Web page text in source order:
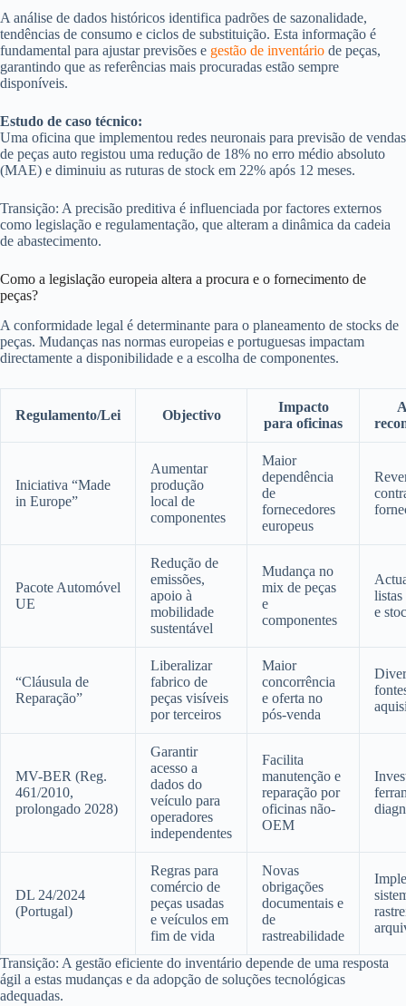
A análise de dados históricos identifica padrões de sazonalidade,
tendências de consumo e ciclos de substituição. Esta informação é
fundamental para ajustar previsões e gestão de inventário de peças,
garantindo que as referências mais procuradas estão sempre
disponíveis.
Estudo de caso técnico:
Uma oficina que implementou redes neuronais para previsão de vendas
de peças auto registou uma redução de 18% no erro médio absoluto
(MAE) e diminuiu as ruturas de stock em 22% após 12 meses.
Transição: A precisão preditiva é influenciada por factores externos
como legislação e regulamentação, que alteram a dinâmica da cadeia
de abastecimento.
Como a legislação europeia altera a procura e o fornecimento de
peças?
A conformidade legal é determinante para o planeamento de stocks de
peças. Mudanças nas normas europeias e portuguesas impactam
directamente a disponibilidade e a escolha de componentes.
Regulamento/Lei Objectivo
Impacto
para oficinas
Iniciativa “Made
in Europe”
Aumentar
produção
local de
componentes
Maior
dependência
de
fornecedores
europeus
Pacote Automóvel
UE
Redução de
emissões,
apoio à
mobilidade
sustentável
Mudança no
mix de peças
e
componentes
listas
e
“Cláusula de
Reparação”
Liberalizar
fabrico de
peças visíveis
por terceiros
Maior
concorrência
e oferta no
pós-venda
MV-BER (Reg.
461/2010,
prolongado 2028)
Garantir
acesso a
dados do
veículo para
operadores
independentes
Facilita
manutenção e
reparação por
oficinas não-
OEM
DL 24/2024
(Portugal)
Regras para
comércio de
peças usadas
e veículos em
fim de vida
Novas
obrigações
documentais e
de
rastreabilidade
Transição: A gestão eficiente do inventário depende de uma resposta
ágil a estas mudanças e da adopção de soluções tecnológicas
adequadas.